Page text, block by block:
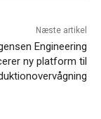
Næste artikel
Engineering
ny platform til